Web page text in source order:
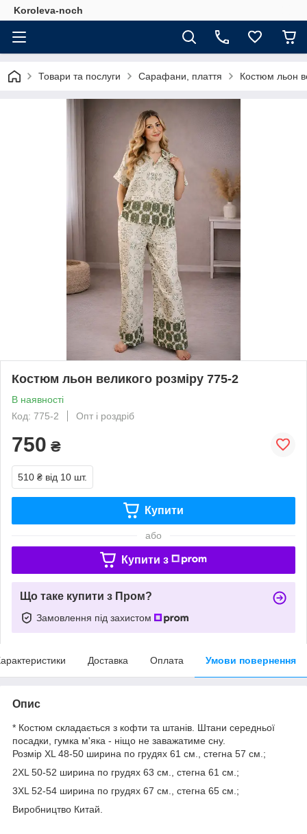
Koroleva-noch
Товари та послуги Сарафани, плаття Костюм льон
Костюм льон великого розміру 775-2
В наявності
Код: 775-2
Опт і роздріб
750 ₴
510 ₴ від 10 шт.
Купити
або
Купити з
Що таке купити з Пром?
Замовлення під захистом
Доставка Оплата Умови повернення
Опис
* Костюм складається з кофти та штанів. Штани середньої
посадки, гумка м'яка - ніщо не заважатиме сну.
Розмір XL 48-50 ширина по грудях 61 см., стегна 57 см.;
2XL 50-52 ширина по грудях 63 см., стегна 61 см.;
3XL 52-54 ширина по грудях 67 см., стегна 65 см.;
Виробництво Китай.